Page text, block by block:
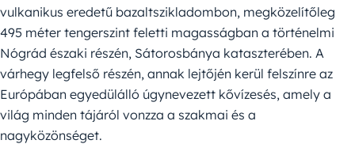
vulkanikus eredetű bazaltszikladombon, megközelítőleg
495 méter tengerszint feletti magasságban a történelmi
Nógrád északi részén, Sátorosbánya kataszterében. A
várhegy legfelső részén, annak lejtőjén kerül felszínre az
Európában egyedülálló úgynevezett kővízesés, amely a
világ minden tájáról vonzza a szakmai és a
nagyközönséget.